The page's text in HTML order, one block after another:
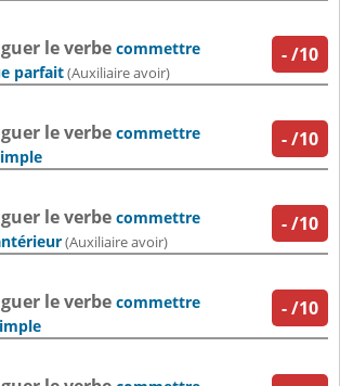
-/10
le verbe commettre
parfait(Auxiliaire avoir)
-/10
le verbe commettre
-/10
le verbe commettre
(Auxiliaire avoir)
-/10
le verbe commettre